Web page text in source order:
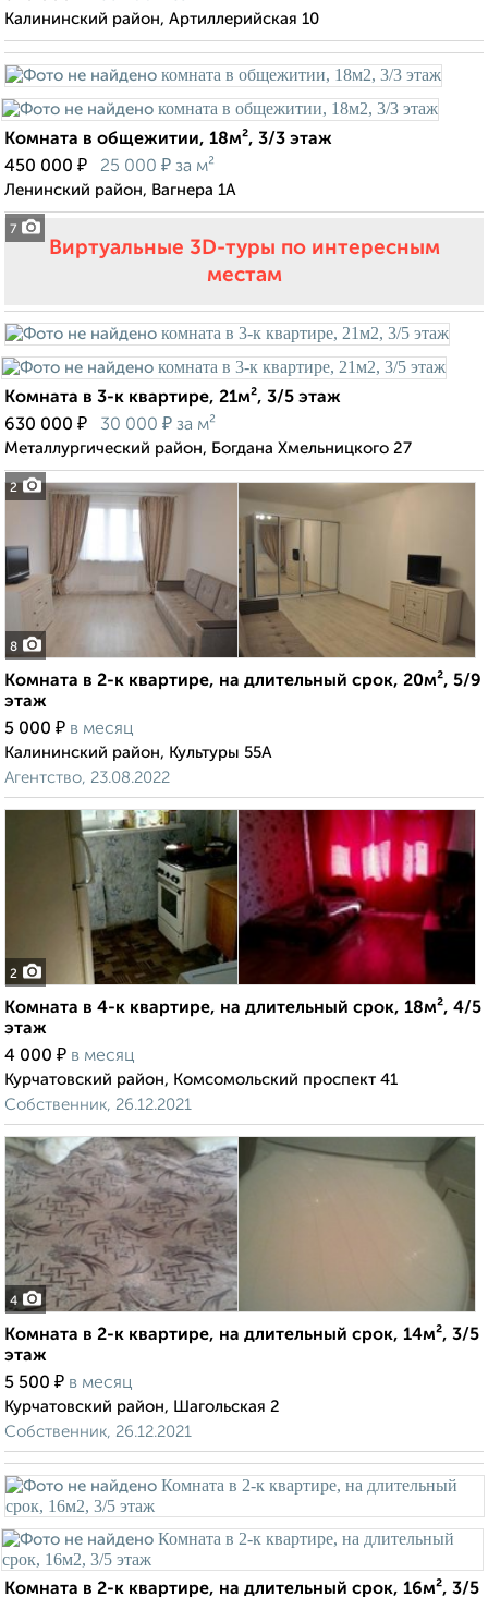
Калининский район, Артиллерийская 10
7
Комната в общежитии, 18м², 3/3 этаж
450 000 ₽ 25 000 ₽ за м²
Ленинский район, Вагнера 1А
Виртуальные 3D-туры по интересным
местам
2
Комната в 3-к квартире, 21м², 3/5 этаж
630 000 ₽ 30 000 ₽ за м²
Металлургический район, Богдана Хмельницкого 27
8
Комната в 2-к квартире, на длительный срок, 20м², 5/9
этаж
5 000 ₽ в месяц
Калининский район, Культуры 55А
Агентство, 23.08.2022
2
Комната в 4-к квартире, на длительный срок, 18м², 4/5
этаж
4 000 ₽ в месяц
Курчатовский район, Комсомольский проспект 41
Собственник, 26.12.2021
4
Комната в 2-к квартире, на длительный срок, 14м², 3/5
этаж
5 500 ₽ в месяц
Курчатовский район, Шагольская 2
Собственник, 26.12.2021
Комната в 2-к квартире, на длительный срок, 16м², 3/5